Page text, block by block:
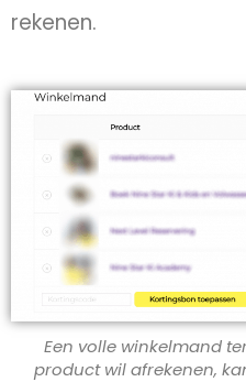
rekenen.
Een volle winkelmand
product wil afrekenen,